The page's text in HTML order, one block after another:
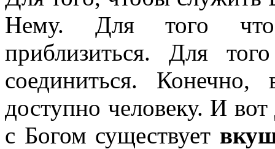
Нему. Для того
приблизиться. Для
соединиться.
доступно человеку. И
с Богом существует